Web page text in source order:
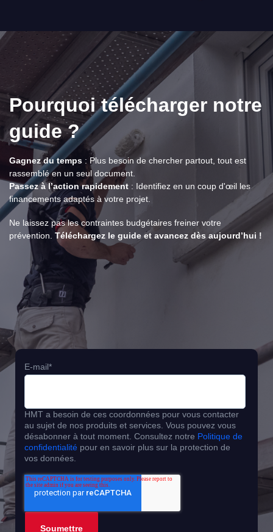
Pourquoi télécharger notre
guide ?
Gagnez du temps : Plus besoin de chercher partout, tout est
rassemblé en un seul document.
Passez à l’action rapidement : Identifiez en un coup d'œil les
financements adaptés à votre projet.
Ne laissez pas les contraintes budgétaires freiner votre
prévention. Téléchargez le guide et avancez dès aujourd’hui !
E-mail*
HMT a besoin de ces coordonnées pour vous contacter
au sujet de nos produits et services. Vous pouvez vous
désabonner à tout moment. Consultez notre Politique de
confidentialité pour en savoir plus sur la protection de
vos données.